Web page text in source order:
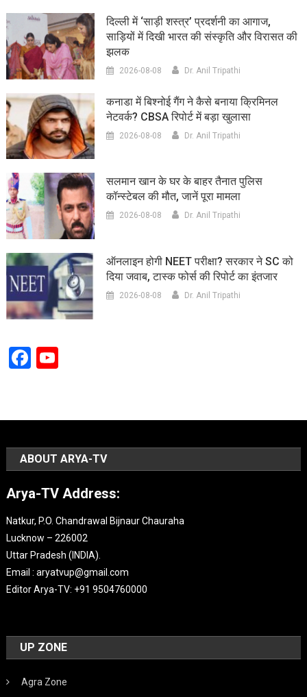
दिल्ली में ‘साड़ी शस्त्र’ प्रदर्शनी का आगाज,
साड़ियों में दिखी भारत की संस्कृति और विरासत की
झलक
2026-08-08 Dr. Anil Tripathi
कनाडा में बिश्नोई गैंग ने कैसे बनाया क्रिमिनल
नेटवर्क? CBSA रिपोर्ट में बड़ा खुलासा
2026-08-08 Dr. Anil Tripathi
सलमान खान के घर के बाहर तैनात पुलिस
कॉन्स्टेबल की मौत, जानें पूरा मामला
2026-08-08 Dr. Anil Tripathi
ऑनलाइन होगी NEET परीक्षा? सरकार ने SC को
दिया जवाब, टास्क फोर्स की रिपोर्ट का इंतजार
2026-08-08 Dr. Anil Tripathi
Facebook
YouTube
ABOUT ARYA-TV
Arya-TV Address:
Natkur, P.O. Chandrawal Bijnaur Chauraha
Lucknow – 226002
Uttar Pradesh (INDIA).
Email : aryatvup@gmail.com
Editor Arya-TV: +91 9504760000
UP ZONE
Agra Zone